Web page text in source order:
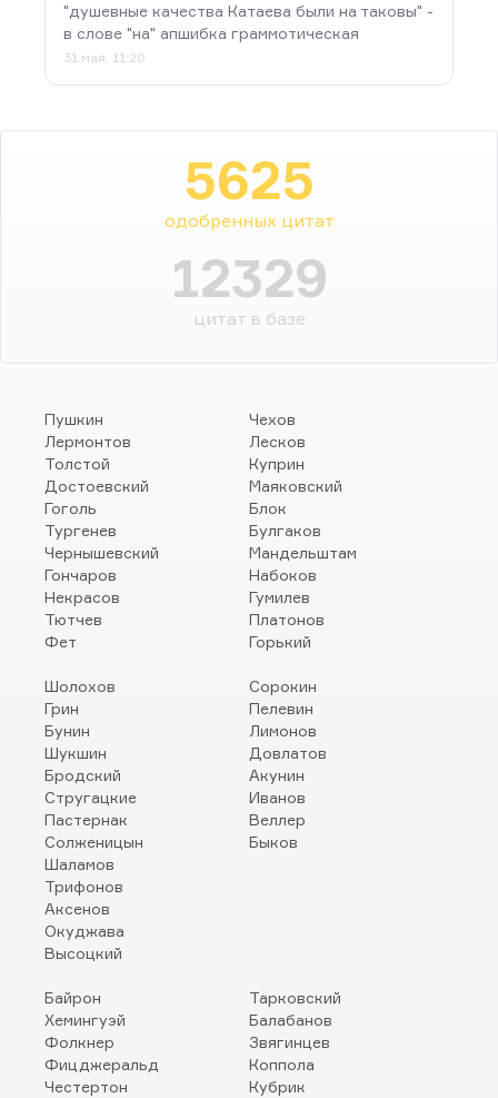
"душевные качества Катаева были на таковы" -
в слове "на" апшибка граммотическая
31 мая, 11:20
5625
одобренных цитат
12329
цитат в базе
Пушкин
Лермонтов
Толстой
Достоевский
Гоголь
Тургенев
Чернышевский
Гончаров
Некрасов
Тютчев
Фет
Чехов
Лесков
Куприн
Маяковский
Блок
Булгаков
Мандельштам
Набоков
Гумилев
Платонов
Горький
Шолохов
Грин
Бунин
Шукшин
Бродский
Стругацкие
Пастернак
Солженицын
Шаламов
Трифонов
Аксенов
Окуджава
Высоцкий
Сорокин
Пелевин
Лимонов
Довлатов
Акунин
Иванов
Веллер
Быков
Байрон
Хемингуэй
Фолкнер
Фицджеральд
Честертон
Тарковский
Балабанов
Звягинцев
Коппола
Кубрик